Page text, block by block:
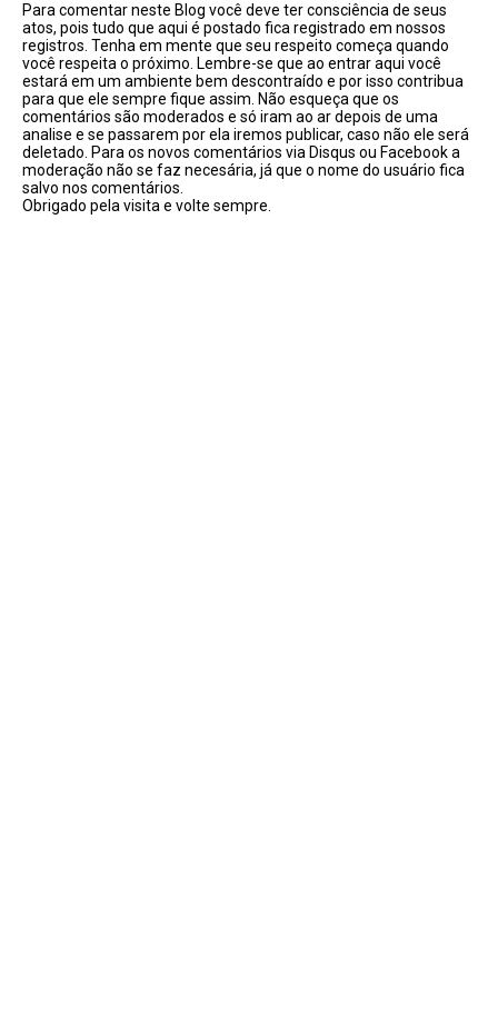
Para comentar neste Blog você deve ter consciência de seus
atos, pois tudo que aqui é postado fica registrado em nossos
registros. Tenha em mente que seu respeito começa quando
você respeita o próximo. Lembre-se que ao entrar aqui você
estará em um ambiente bem descontraído e por isso contribua
para que ele sempre fique assim. Não esqueça que os
comentários são moderados e só iram ao ar depois de uma
analise e se passarem por ela iremos publicar, caso não ele será
deletado. Para os novos comentários via Disqus ou Facebook a
moderação não se faz necesária, já que o nome do usuário fica
salvo nos comentários.
Obrigado pela visita e volte sempre.